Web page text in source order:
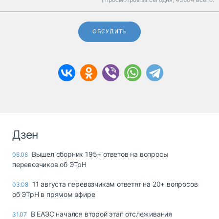
ОБСУДИТЬ
Дзен
06.08 Вышел сборник 195+ ответов на вопросы
перевозчиков об ЭТрН
03.08 11 августа перевозчикам ответят на 20+ вопросов
об ЭТрН в прямом эфире
31.07
В ЕАЭС начался второй этап отслеживания